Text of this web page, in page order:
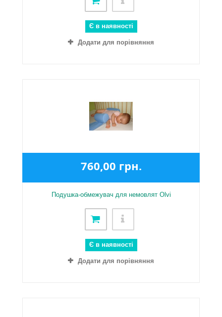
Є в наявності
Додати для порівняння
760,00 грн.
Подушка-обмежувач для немовлят Olvi
Є в наявності
Додати для порівняння